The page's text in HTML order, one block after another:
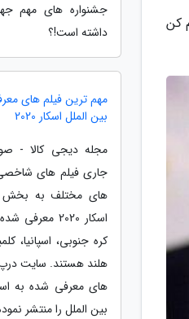
کن
جشنواره های مهم
داشته است!؟
مهم ترین فیلم های
بین الملل اسکار 2020
مجله دیجی کالا -
جاری فیلم های
های مختلف به بخش
اسکار 2020
کره جنوبی، اسپانیا،
هلند هستند. سایت
بین الملل را منتشر